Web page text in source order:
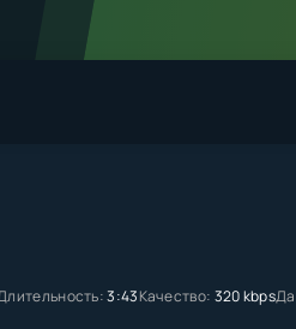
3:43Качество: 320 kbps